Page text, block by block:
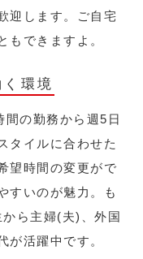
迎します。ご自宅
もできますよ。
環境
の勤務から週5日
タイルに合わせた
望時間の変更がで
すいのが魅力。も
ら主婦(夫)、外国
が活躍中です。